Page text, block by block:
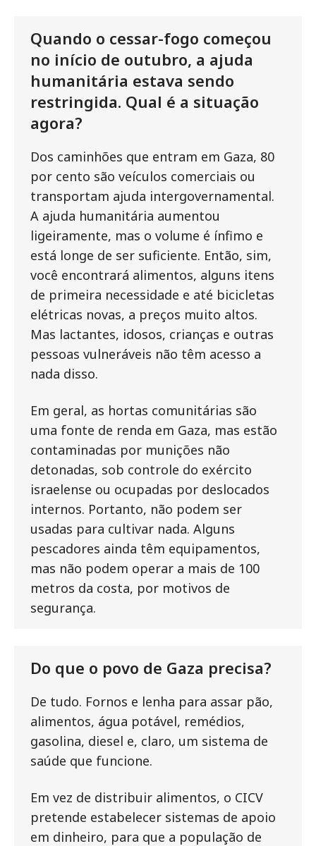
Quando o cessar-fogo começou
no início de outubro, a ajuda
humanitária estava sendo
restringida. Qual é a situação
agora?
Dos caminhões que entram em Gaza, 80
por cento são veículos comerciais ou
transportam ajuda intergovernamental.
A ajuda humanitária aumentou
ligeiramente, mas o volume é ínfimo e
está longe de ser suficiente. Então, sim,
você encontrará alimentos, alguns itens
de primeira necessidade e até bicicletas
elétricas novas, a preços muito altos.
Mas lactantes, idosos, crianças e outras
pessoas vulneráveis não têm acesso a
nada disso.
Em geral, as hortas comunitárias são
uma fonte de renda em Gaza, mas estão
contaminadas por munições não
detonadas, sob controle do exército
israelense ou ocupadas por deslocados
internos. Portanto, não podem ser
usadas para cultivar nada. Alguns
pescadores ainda têm equipamentos,
mas não podem operar a mais de 100
metros da costa, por motivos de
segurança.
Do que o povo de Gaza precisa?
De tudo. Fornos e lenha para assar pão,
alimentos, água potável, remédios,
gasolina, diesel e, claro, um sistema de
saúde que funcione.
Em vez de distribuir alimentos, o CICV
pretende estabelecer sistemas de apoio
em dinheiro, para que a população de